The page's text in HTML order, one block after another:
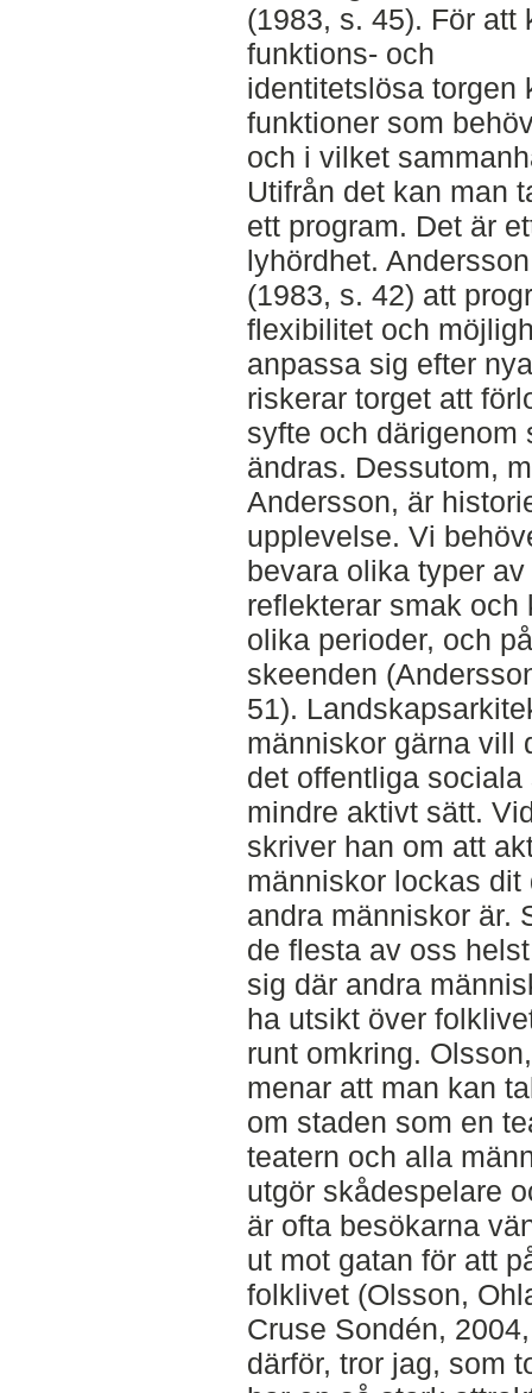
(1983, s. 45). För att
funktions- och
identitetslösa torgen
funktioner som
och i vilket
Utifrån det kan man
ett program. Det är
lyhördhet.
(1983, s. 42) att
flexibilitet och
anpassa sig efter
riskerar torget att
syfte och därigenom
ändras. Dessutom,
Andersson, är
upplevelse. Vi
bevara olika typer
reflekterar smak och
olika perioder, och
skeenden
51).
människor gärna vill
det offentliga
mindre aktivt sätt.
skriver han om att
människor lockas dit
andra människor är.
de flesta av oss
sig där andra
ha utsikt över
runt omkring.
menar att man kan
om staden som en
teatern och alla
utgör skådespelare
är ofta besökarna
ut mot gatan för att
folklivet (Olsson,
Cruse Sondén,
därför, tror jag, som